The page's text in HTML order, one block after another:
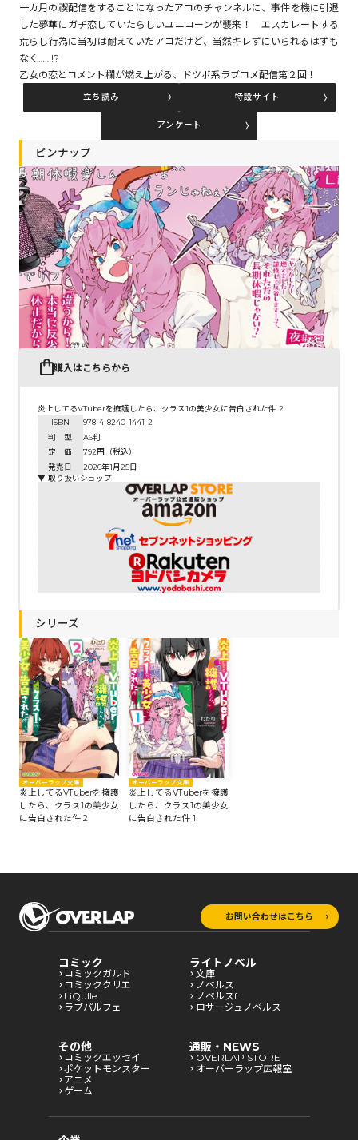
コミックパルフェ
一カ月の禊配信をすることになったアコのチャンネルに、事件を機に引退
した夢華にガチ恋していたらしいユニコーンが襲来！ エスカレートする
荒らし行為に当初は耐えていたアコだけど、当然キレずにいられるはずも
なく……!?
乙女の恋とコメント欄が燃え上がる、ドツボ系ラブコメ配信第２回！
立ち読み 特設サイト
アンケート
ピンナップ
購入はこちらから
炎上してるVTuberを擁護したら、クラス1の美少女に告白された件 2
ISBN
978-4-8240-1441-2
判 型
A6判
定 価
792円（税込）
発売日
2026年1月25日
▼ 取り扱いショップ
シリーズ
オーバーラップ文庫
炎上してるVTuberを擁護
したら、クラス1の美少女
に告白された件 2
オーバーラップ文庫
炎上してるVTuberを擁護
したら、クラス1の美少女
に告白された件 1
お問い合わせはこちら
コミック
コミックガルド
コミッククリエ
LiQulle
ラブパルフェ
ライトノベル
文庫
ノベルス
ノベルスf
ロサージュノベルス
その他
コミックエッセイ
ポケットモンスター
アニメ
ゲーム
通販・NEWS
OVERLAP STORE
オーバーラップ広報室